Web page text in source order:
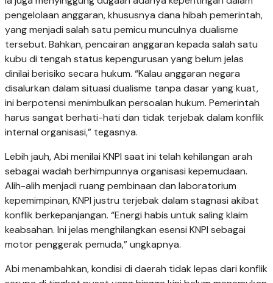
pengelolaan anggaran, khususnya dana hibah pemerintah,
yang menjadi salah satu pemicu munculnya dualisme
tersebut. Bahkan, pencairan anggaran kepada salah satu
kubu di tengah status kepengurusan yang belum jelas
dinilai berisiko secara hukum. “Kalau anggaran negara
disalurkan dalam situasi dualisme tanpa dasar yang kuat,
ini berpotensi menimbulkan persoalan hukum. Pemerintah
harus sangat berhati-hati dan tidak terjebak dalam konflik
internal organisasi,” tegasnya.
Lebih jauh, Abi menilai KNPI saat ini telah kehilangan arah
sebagai wadah berhimpunnya organisasi kepemudaan.
Alih-alih menjadi ruang pembinaan dan laboratorium
kepemimpinan, KNPI justru terjebak dalam stagnasi akibat
konflik berkepanjangan. “Energi habis untuk saling klaim
keabsahan. Ini jelas menghilangkan esensi KNPI sebagai
motor penggerak pemuda,” ungkapnya.
Abi menambahkan, kondisi di daerah tidak lepas dari konflik